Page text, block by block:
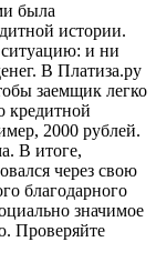
была
истории.
и ни
В Платиза.ру
заемщик легко
кредитной
2000 рублей.
В итоге,
через свою
благодарного
значимое
Проверяйте